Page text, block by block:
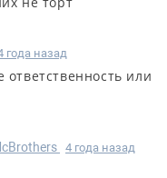
года назад
или
4 года назад